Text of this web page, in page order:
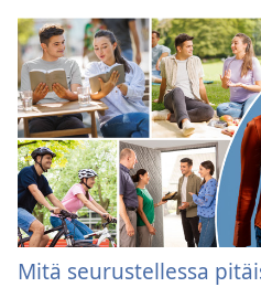
Mitä seurustellessa